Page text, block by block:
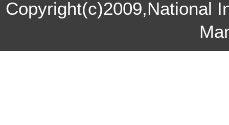
Copyright(c)2009,National